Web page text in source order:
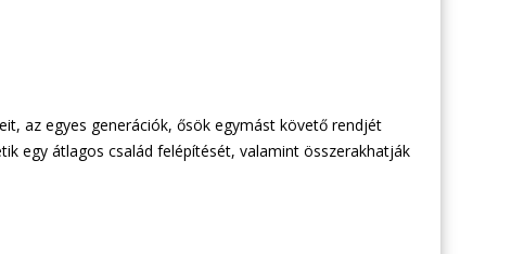
az egyes generációk, ősök egymást követő rendjét
egy átlagos család felépítését, valamint összerakhatják